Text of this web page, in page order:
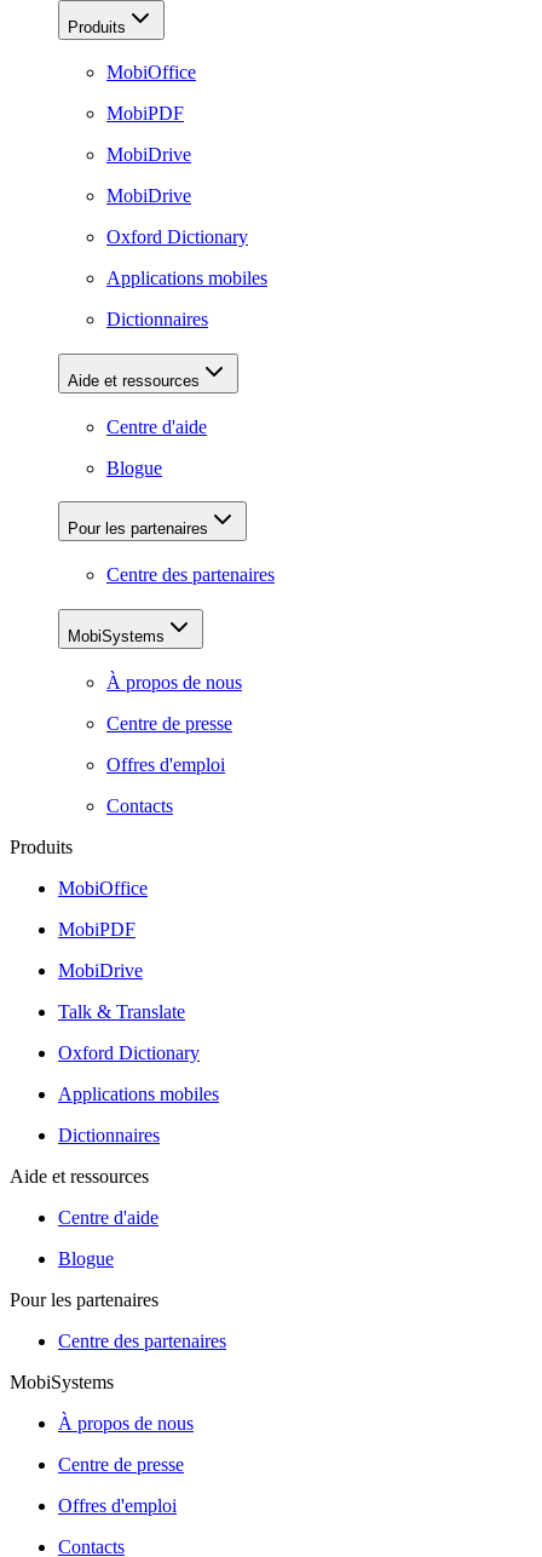
Produits
MobiOffice
MobiPDF
MobiDrive
MobiDrive
Oxford Dictionary
Applications mobiles
Dictionnaires
Aide et ressources
Centre d'aide
Blogue
Pour les partenaires
Centre des partenaires
MobiSystems
À propos de nous
Centre de presse
Offres d'emploi
Contacts
Produits
MobiOffice
MobiPDF
MobiDrive
Talk & Translate
Oxford Dictionary
Applications mobiles
Dictionnaires
Aide et ressources
Centre d'aide
Blogue
Pour les partenaires
Centre des partenaires
MobiSystems
À propos de nous
Centre de presse
Offres d'emploi
Contacts